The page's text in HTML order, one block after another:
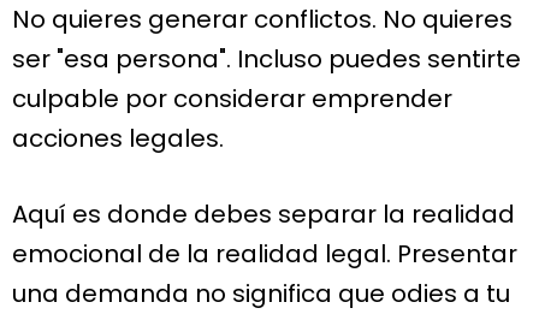
No quieres generar conflictos. No quieres
ser "esa persona". Incluso puedes sentirte
culpable por considerar emprender
acciones legales.
Aquí es donde debes separar la realidad
emocional de la realidad legal. Presentar
una demanda no significa que odies a tu